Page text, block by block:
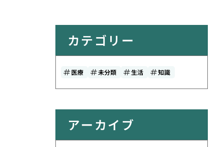
カテゴリー
医療 未分類 生活 知識
アーカイブ